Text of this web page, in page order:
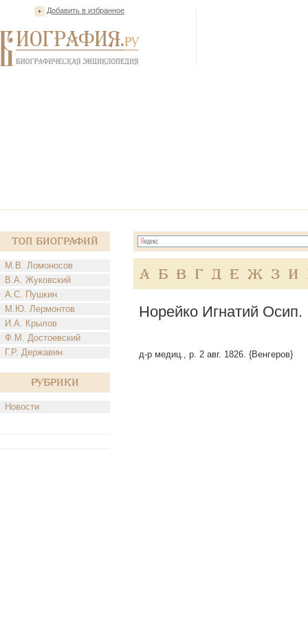
Добавить в избранное
Топ Биографий
М.В. Ломоносов
В.А. Жуковский
А.С. Пушкин
М.Ю. Лермонтов
И.А. Крылов
Ф.М. Достоевский
Г.Р. Державин
Рубрики
Новости
А Б В Г Д Е Ж З И
Норейко Игнатий Осип.
д-р медиц., р. 2 авг. 1826. {Венгеров}